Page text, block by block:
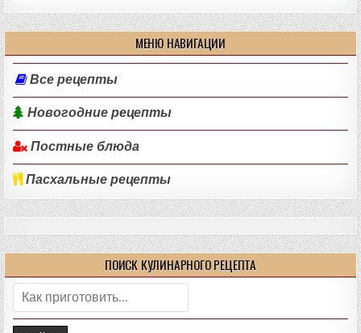
МЕНЮ НАВИГАЦИИ
Все рецепты
Новогодние рецепты
Постные блюда
Пасхальные рецепты
ПОИСК КУЛИНАРНОГО РЕЦЕПТА
Поиск: